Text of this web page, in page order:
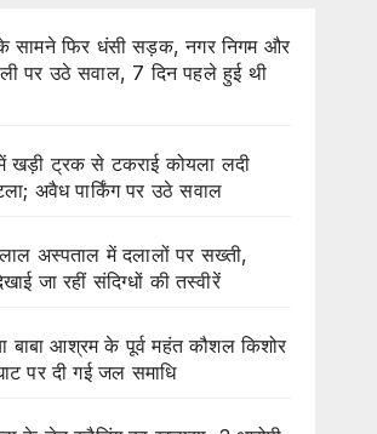
सामने फिर धंसी सड़क, नगर निगम और
पर उठे सवाल, 7 दिन पहले हुई थी
में खड़ी ट्रक से टकराई कोयला लदी
अवैध पार्किंग पर उठे सवाल
अस्पताल में दलालों पर सख्ती,
जा रहीं संदिग्धों की तस्वीरें
बाबा आश्रम के पूर्व महंत कौशल किशोर
पर दी गई जल समाधि